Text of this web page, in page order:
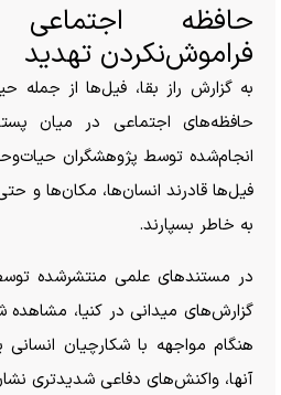
حافظه
فراموش‌نکردن تهدید
به گزارش راز بقا، فیل‌ها از جمله
حافظه‌های اجتماعی در میان
انجام‌شده توسط پژوهشگران
فیل‌ها قادرند انسان‌ها، مکان‌ها و
به خاطر بسپارند.
گزارش‌های میدانی در کنیا،
هنگام مواجهه با شکارچیان
آنها، واکنش‌های دفاعی شدیدتری